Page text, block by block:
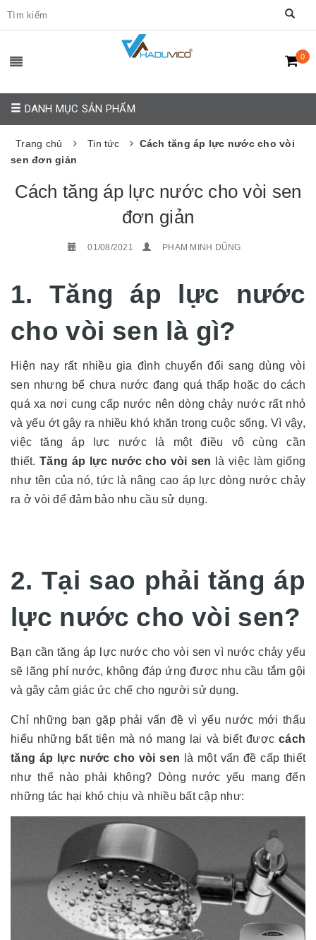
0
DANH MỤC SẢN PHẨM
Trang chủ Tin tức
Cách tăng áp lực nước cho vòi
sen đơn giản
Cách tăng áp lực nước cho vòi sen
đơn giản
01/08/2021 PHẠM MINH DŨNG
1. Tăng áp lực nước
cho vòi sen là gì?
Hiện nay rất nhiều gia đình chuyển đổi sang dùng vòi
sen nhưng bể chưa nước đang quá thấp hoặc do cách
quá xa nơi cung cấp nước nên dòng chảy nước rất nhỏ
và yếu ớt gây ra nhiều khó khăn trong cuộc sống. Vì vậy,
việc tăng áp lực nước là một điều vô cùng cần
thiết. Tăng áp lực nước cho vòi sen là việc làm giống
như tên của nó, tức là nâng cao áp lực dòng nước chảy
ra ở vòi để đảm bảo nhu cầu sử dụng.
2. Tại sao phải tăng áp
lực nước cho vòi sen?
Bạn cần tăng áp lực nước cho vòi sen vì nước chảy yếu
sẽ lãng phí nước, không đáp ứng được nhu cầu tắm gội
và gây cảm giác ức chế cho người sử dụng.
Chỉ những bạn gặp phải vấn đề vì yếu nước mới thấu
hiểu những bất tiện mà nó mang lại và biết được cách
tăng áp lực nước cho vòi sen là một vấn đề cấp thiết
như thế nào phải không? Dòng nước yếu mang đến
những tác hại khó chịu và nhiều bất cập như: